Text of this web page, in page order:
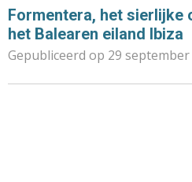
Formentera, het sierlijke
het Balearen eiland Ibiza
Gepubliceerd op 29 september